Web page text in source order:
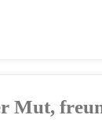
Mut,